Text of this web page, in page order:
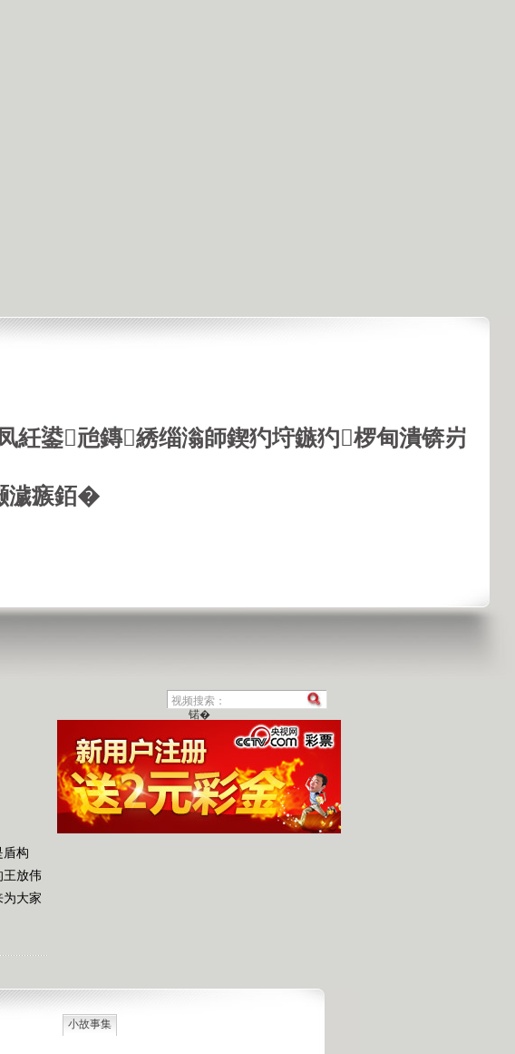
紝鍙兘鏄綉缁滃師鍥犳垨鏃犳椤甸潰锛岃
濊瘯銆�
盾构
王放伟
大家
锘�
小故事集